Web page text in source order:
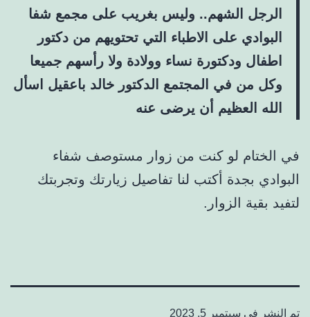
الرجل الشهم.. وليس بغريب على مجمع شفا
البوادي على الاطباء التي تحتويهم من دكتور
اطفال ودكتورة نساء وولادة ولا رأسهم جميعا
وكل من في المجتمع الدكتور خالد باعقيل اسأل
الله العظيم أن يرضى عنه
في الختام لو كنت من زوار مستوصف شفاء
البوادي بجدة أكتب لنا تفاصيل زيارتك وتجربتك
لتفيد بقية الزوار.
تم النشر في سبتمبر 5, 2023